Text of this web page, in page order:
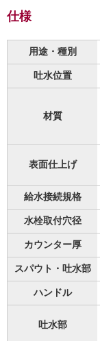
仕様
用途・種別
吐水位置
材質
表面仕上げ
給水接続規格
水栓取付穴径
カウンター厚
スパウト・吐水部
ハンドル
吐水部